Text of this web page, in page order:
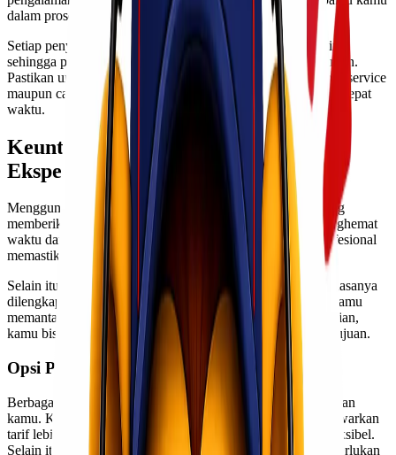
dalam proses pengiriman.
Setiap penyedia layanan memiliki spesialisasi masing-masing,
sehingga penting untuk memahami apa yang mereka tawarkan.
Pastikan untuk mempertimbangkan opsi seperti door-to-door service
maupun cargo charter agar barang sampai dengan aman dan tepat
waktu.
Keuntungan Menggunakan Jasa
Ekspedisi
Menggunakan jasa ekspedisi cargo murah Surabaya Kupang
memberikan banyak keuntungan. Pertama, kamu akan menghemat
waktu dan tenaga. Proses pengiriman yang diurus oleh profesional
memastikan barang sampai dengan cepat.
Selain itu, keamanan barang juga terjamin. Jasa ekspedisi biasanya
dilengkapi dengan sistem pelacakan yang memungkinkan kamu
memantau perjalanan paket secara real-time. Dengan demikian,
kamu bisa tenang mengetahui posisi barang hingga tiba di tujuan.
Opsi Pengiriman yang Tersedia
Berbagai opsi pengiriman tersedia untuk memenuhi kebutuhan
kamu. Kamu dapat memilih pengiriman reguler, yang menawarkan
tarif lebih terjangkau dengan estimasi waktu yang cukup fleksibel.
Selain itu, ada juga layanan ekspres bagi mereka yang memerlukan